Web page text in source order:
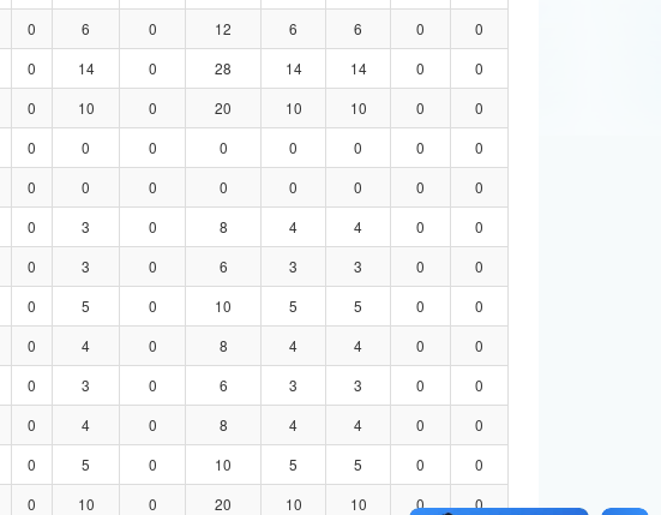
0 6 0 12 6 6 0
0
0 14 0 28 14 14 0
0
0 10 0 20 10 10 0
0
0 0 0 0 0 0 0
0
0 0 0 0 0 0 0
0
0 3 0 8 4 4 0
0
0 3 0 6 3 3 0
0
0 5 0 10 5 5 0
0
0 4 0 8 4 4 0
0
0 3 0 6 3 3 0
0
0 4 0 8 4 4 0
0
0 5 0 10 5 5 0
0
0 10 0 20 10 10 0
0